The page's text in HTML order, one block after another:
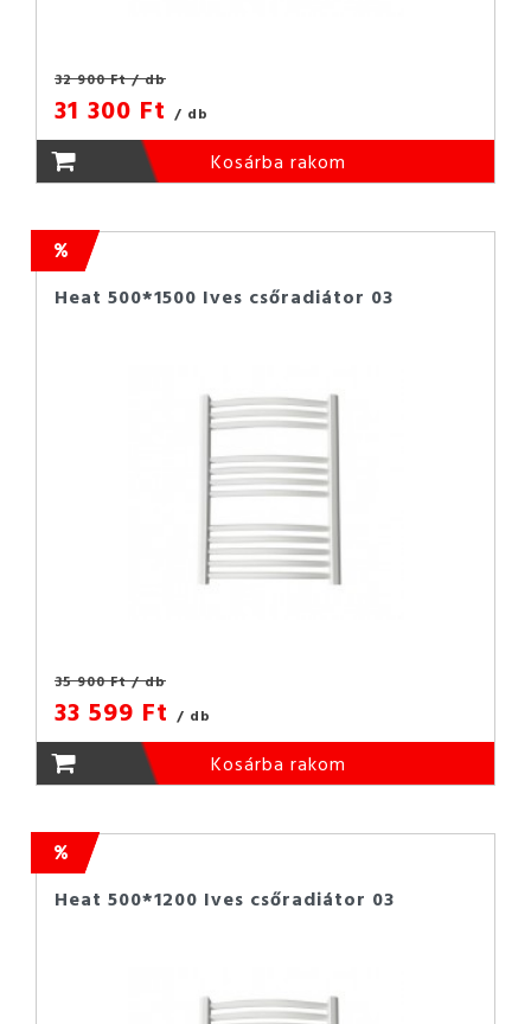
32 900 Ft/ db
31 300 Ft / db
Kosárba rakom
Heat 500*1500 Ives csőradiátor 03
35 900 Ft/ db
33 599 Ft / db
Kosárba rakom
Heat 500*1200 Ives csőradiátor 03